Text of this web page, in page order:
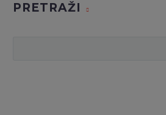
PRETRAŽI